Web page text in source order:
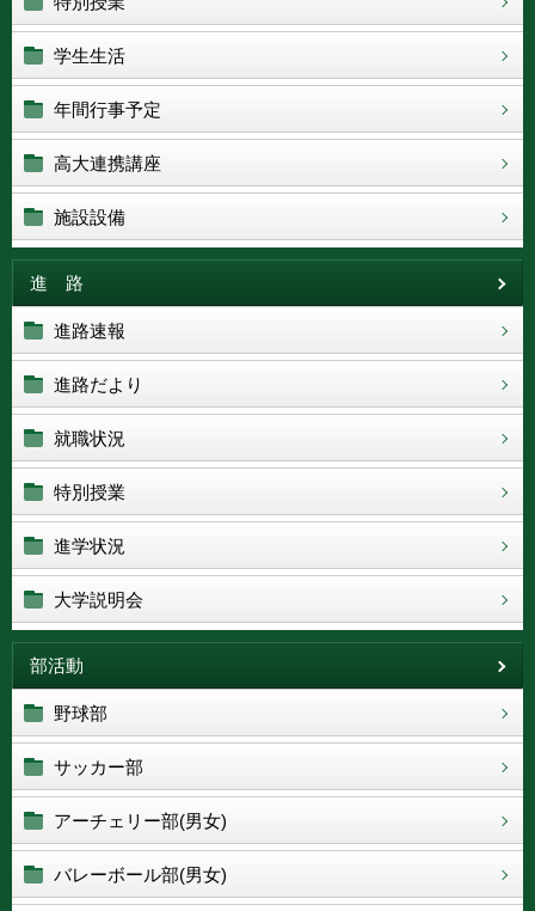
学生生活
年間行事予定
高大連携講座
施設設備
進 路
進路速報
進路だより
就職状況
特別授業
進学状況
大学説明会
部活動
野球部
サッカー部
アーチェリー部(男女)
バレーボール部(男女)